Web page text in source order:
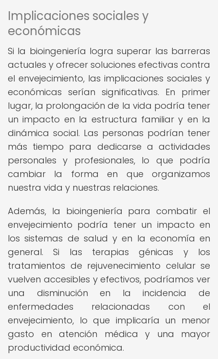
Implicaciones sociales y
económicas
Si la bioingeniería logra superar las barreras
actuales y ofrecer soluciones efectivas contra
el envejecimiento, las implicaciones sociales y
económicas serían significativas. En primer
lugar, la prolongación de la vida podría tener
un impacto en la estructura familiar y en la
dinámica social. Las personas podrían tener
más tiempo para dedicarse a actividades
personales y profesionales, lo que podría
cambiar la forma en que organizamos
nuestra vida y nuestras relaciones.
Además, la bioingeniería para combatir el
envejecimiento podría tener un impacto en
los sistemas de salud y en la economía en
general. Si las terapias génicas y los
tratamientos de rejuvenecimiento celular se
vuelven accesibles y efectivos, podríamos ver
una disminución en la incidencia de
enfermedades relacionadas con el
envejecimiento, lo que implicaría un menor
gasto en atención médica y una mayor
productividad económica.